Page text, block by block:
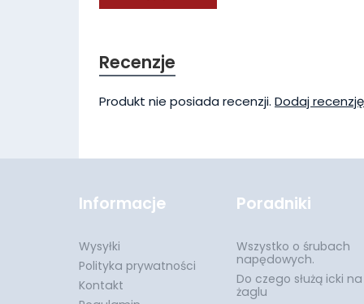
Recenzje
Produkt nie posiada recenzji. Dodaj recenzję
Informacje
Wysyłki
Polityka prywatności
Kontakt
Poradniki
Wszystko o śrubach
napędowych.
Do czego służą icki na
żaglu